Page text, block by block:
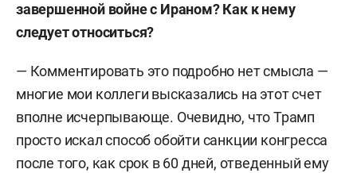
завершенной войне с Ираном? Как к нему
следует относиться?
— Комментировать это подробно нет смысла —
многие мои коллеги высказались на этот счет
вполне исчерпывающе. Очевидно, что Трамп
просто искал способ обойти санкции конгресса
после того, как срок в 60 дней, отведенный ему